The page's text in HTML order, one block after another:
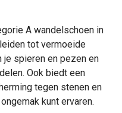
A wandelschoen in
tot vermoeide
je spieren en pezen en
Ook biedt een
tegen stenen en
kunt ervaren.